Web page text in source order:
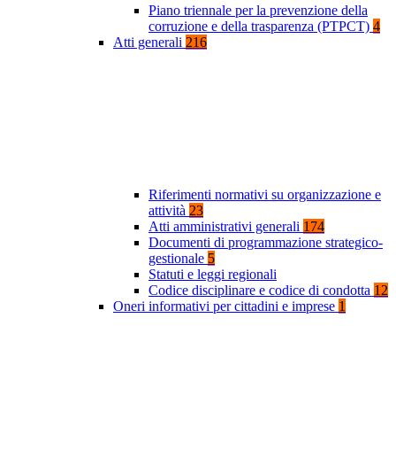
Piano triennale per la prevenzione della
corruzione e della trasparenza (PTPCT) 4
Atti generali 216
Riferimenti normativi su organizzazione e
attività 23
Atti amministrativi generali 174
Documenti di programmazione strategico-
gestionale 5
Statuti e leggi regionali
Codice disciplinare e codice di condotta 12
Oneri informativi per cittadini e imprese 1